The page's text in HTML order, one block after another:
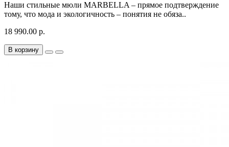
Наши стильные мюли MARBELLA – прямое подтверждение
тому, что мода и экологичность – понятия не обяза..
18 990.00 р.
В корзину